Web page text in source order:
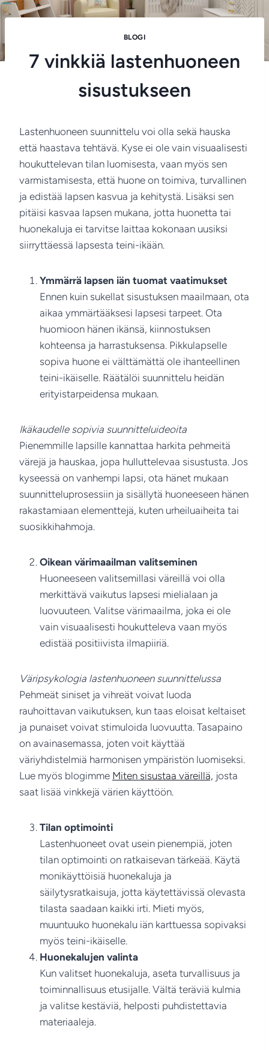
BLOGI
7 vinkkiä lastenhuoneen
sisustukseen
Lastenhuoneen suunnittelu voi olla sekä hauska
että haastava tehtävä. Kyse ei ole vain visuaalisesti
houkuttelevan tilan luomisesta, vaan myös sen
varmistamisesta, että huone on toimiva, turvallinen
ja edistää lapsen kasvua ja kehitystä. Lisäksi sen
pitäisi kasvaa lapsen mukana, jotta huonetta tai
huonekaluja ei tarvitse laittaa kokonaan uusiksi
siirryttäessä lapsesta teini-ikään.
Ymmärrä lapsen iän tuomat vaatimukset
Ennen kuin sukellat sisustuksen maailmaan, ota
aikaa ymmärtääksesi lapsesi tarpeet. Ota
huomioon hänen ikänsä, kiinnostuksen
kohteensa ja harrastuksensa. Pikkulapselle
sopiva huone ei välttämättä ole ihanteellinen
teini-ikäiselle. Räätälöi suunnittelu heidän
erityistarpeidensa mukaan.
Ikäkaudelle sopivia suunnitteluideoita
Pienemmille lapsille kannattaa harkita pehmeitä
värejä ja hauskaa, jopa hulluttelevaa sisustusta. Jos
kyseessä on vanhempi lapsi, ota hänet mukaan
suunnitteluprosessiin ja sisällytä huoneeseen hänen
rakastamiaan elementtejä, kuten urheiluaiheita tai
suosikkihahmoja.
Oikean värimaailman valitseminen
Huoneeseen valitsemillasi väreillä voi olla
merkittävä vaikutus lapsesi mielialaan ja
luovuuteen. Valitse värimaailma, joka ei ole
vain visuaalisesti houkutteleva vaan myös
edistää positiivista ilmapiiriä.
Väripsykologia lastenhuoneen suunnittelussa
Pehmeät siniset ja vihreät voivat luoda
rauhoittavan vaikutuksen, kun taas eloisat keltaiset
ja punaiset voivat stimuloida luovuutta. Tasapaino
on avainasemassa, joten voit käyttää
väriyhdistelmiä harmonisen ympäristön luomiseksi.
Lue myös blogimme Miten sisustaa väreillä, josta
saat lisää vinkkejä värien käyttöön.
Tilan optimointi
Lastenhuoneet ovat usein pienempiä, joten
tilan optimointi on ratkaisevan tärkeää. Käytä
monikäyttöisiä huonekaluja ja
säilytysratkaisuja, jotta käytettävissä olevasta
tilasta saadaan kaikki irti. Mieti myös,
muuntuuko huonekalu iän karttuessa sopivaksi
myös teini-ikäiselle.
Huonekalujen valinta
Kun valitset huonekaluja, aseta turvallisuus ja
toiminnallisuus etusijalle. Vältä teräviä kulmia
ja valitse kestäviä, helposti puhdistettavia
materiaaleja.